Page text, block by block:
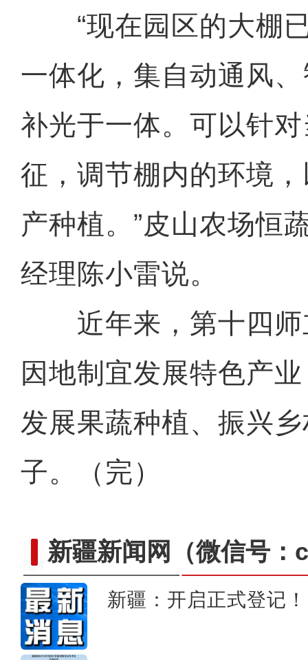
“现在园区的大棚已
一体化，集自动通风
补光于一体。可以针
征，调节棚内的环境
产种植。”皮山农场恒
经理陈小雷说。
近年来，第十四师
因地制宜发展特色产
发展果蔬种植、振兴
子。（完）
新疆新闻网 （微信号
新疆：开启正式登记！